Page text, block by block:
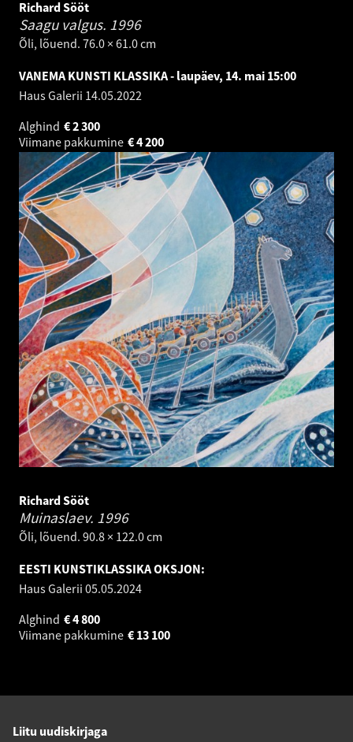
Richard Sööt
Saagu valgus. 1996
Õli, lõuend. 76.0 × 61.0 cm
VANEMA KUNSTI KLASSIKA - laupäev, 14. mai 15:00
Haus Galerii 14.05.2022
Alghind
2 300
€
Viimane pakkumine
4 200
€
Richard Sööt
Muinaslaev. 1996
Õli, lõuend. 90.8 × 122.0 cm
EESTI KUNSTIKLASSIKA OKSJON:
Haus Galerii 05.05.2024
Alghind
4 800
€
Viimane pakkumine
13 100
€
Liitu uudiskirjaga